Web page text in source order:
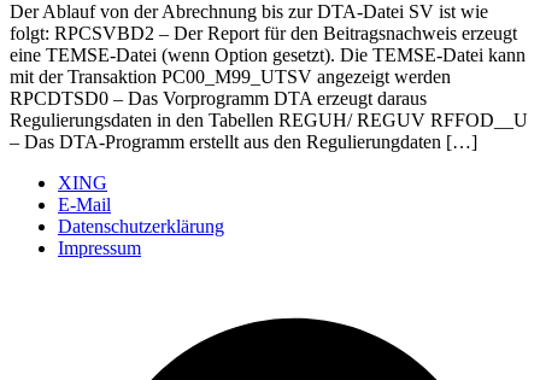
Der Ablauf von der Abrechnung bis zur DTA-Datei SV ist wie
folgt: RPCSVBD2 – Der Report für den Beitragsnachweis erzeugt
eine TEMSE-Datei (wenn Option gesetzt). Die TEMSE-Datei kann
mit der Transaktion PC00_M99_UTSV angezeigt werden
RPCDTSD0 – Das Vorprogramm DTA erzeugt daraus
Regulierungsdaten in den Tabellen REGUH/ REGUV RFFOD__U
– Das DTA-Programm erstellt aus den Regulierungdaten […]
XING
E-Mail
Datenschutzerklärung
Impressum